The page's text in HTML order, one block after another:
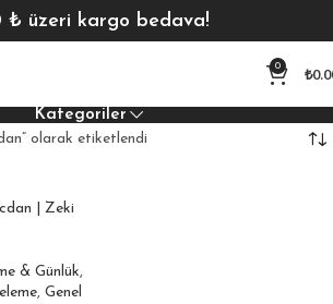
₺ üzeri kargo bedava!
0 ₺
Kategoriler
olarak etiketlendi
| Zeki
& Günlük,
, Genel